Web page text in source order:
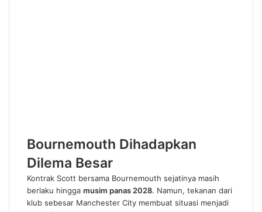
Bournemouth Dihadapkan
Dilema Besar
Kontrak Scott bersama Bournemouth sejatinya masih
berlaku hingga musim panas 2028. Namun, tekanan dari
klub sebesar Manchester City membuat situasi menjadi